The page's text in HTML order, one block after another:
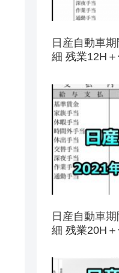
日産自動車
細 残業12H
日産自動車
細 残業20H